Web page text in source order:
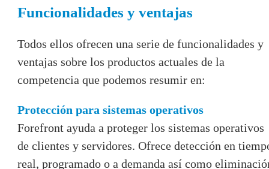
Funcionalidades y ventajas
Todos ellos ofrecen una serie de funcionalidades y
ventajas sobre los productos actuales de la
competencia que podemos resumir en:
Protección para sistemas operativos
Forefront ayuda a proteger los sistemas operativos
de clientes y servidores. Ofrece detección en
real, programado o a demanda así como